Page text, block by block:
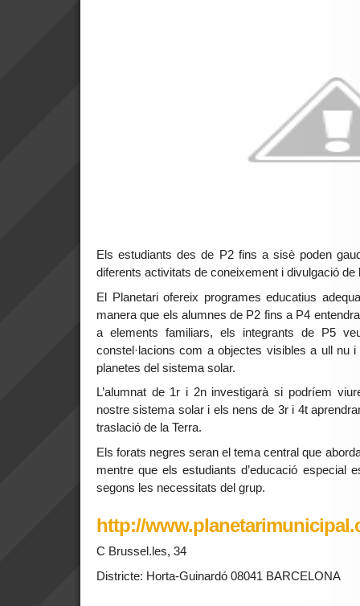
Els estudiants des de P2 fins a sisè poden
diferents activitats de coneixement i divulgació de
El Planetari ofereix programes educatius
manera que els alumnes de P2 fins a P4
a elements familiars, els integrants de P5
constel·lacions com a objectes visibles a ull nu
planetes del sistema solar.
L’alumnat de 1r i 2n investigarà si podríem
nostre sistema solar i els nens de 3r i 4t
traslació de la Terra.
Els forats negres seran el tema central que
mentre que els estudiants d’educació especial
segons les necessitats del grup.
http://
C Brussel.les, 34
Districte: Horta-Guinardó 08041 BARCELONA